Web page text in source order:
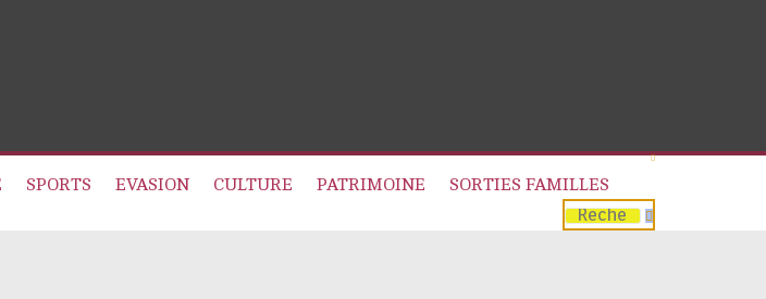
SPORTS EVASION CULTURE PATRIMOINE
SORTIES FAMILLES